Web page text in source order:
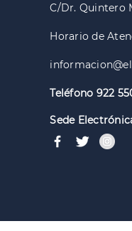
C/Dr. Quintero
Horario de
Teléfono 922
Sede